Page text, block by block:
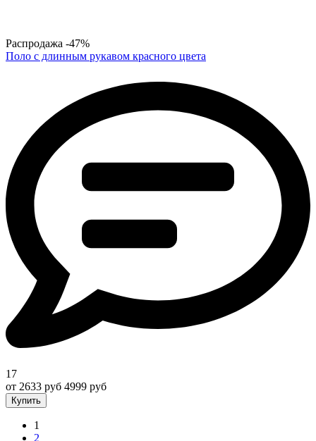
Распродажа -47%
Поло с длинным рукавом красного цвета
17
от 2633 руб 4999 руб
Купить
1
2